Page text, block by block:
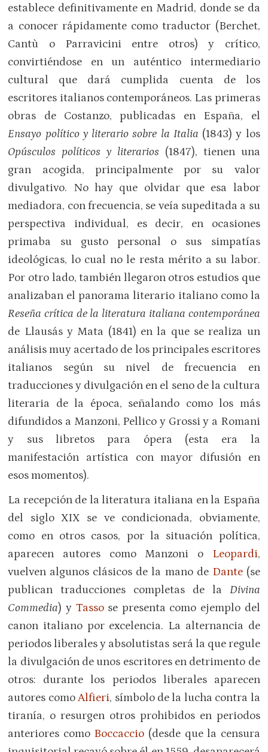
establece definitivamente en Madrid, donde se da
a conocer rápidamente como traductor (Berchet,
Cantù o Parravicini entre otros) y crítico,
convirtiéndose en un auténtico intermediario
cultural que dará cumplida cuenta de los
escritores italianos contemporáneos. Las primeras
obras de Costanzo, publicadas en España, el
Ensayo político y literario sobre la Italia (1843) y los
Opúsculos políticos y literarios (1847), tienen una
gran acogida, principalmente por su valor
divulgativo. No hay que olvidar que esa labor
mediadora, con frecuencia, se veía supeditada a su
perspectiva individual, es decir, en ocasiones
primaba su gusto personal o sus simpatías
ideológicas, lo cual no le resta mérito a su labor.
Por otro lado, también llegaron otros estudios que
analizaban el panorama literario italiano como la
Reseña crítica de la literatura italiana contemporánea
de Llausás y Mata (1841) en la que se realiza un
análisis muy acertado de los principales escritores
italianos según su nivel de frecuencia en
traducciones y divulgación en el seno de la cultura
literaria de la época, señalando como los más
difundidos a Manzoni, Pellico y Grossi y a Romani
y sus libretos para ópera (esta era la
manifestación artística con mayor difusión en
esos momentos).
La recepción de la literatura italiana en la España
del siglo XIX se ve condicionada, obviamente,
como en otros casos, por la situación política,
aparecen autores como Manzoni o Leopardi,
vuelven algunos clásicos de la mano de Dante(se
publican traducciones completas de la Divina
Commedia) y Tassose presenta como ejemplo del
canon italiano por excelencia. La alternancia de
periodos liberales y absolutistas será la que regule
la divulgación de unos escritores en detrimento de
otros: durante los periodos liberales aparecen
autores comoAlfieri, símbolo de la lucha contra la
tiranía, o resurgen otros prohibidos en periodos
anteriores como Boccaccio (desde que la censura